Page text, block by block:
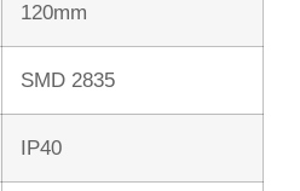
120mm
SMD 2835
IP40